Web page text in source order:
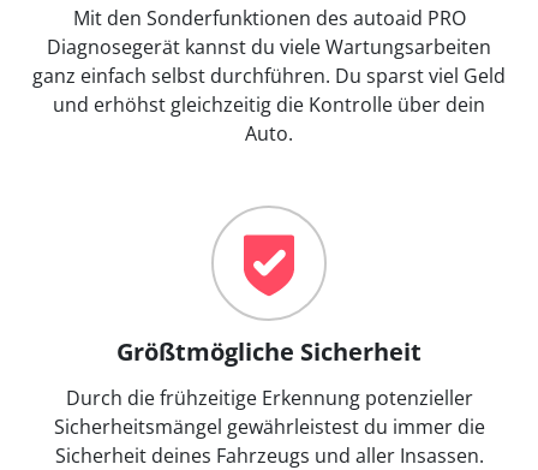
Mit den Sonderfunktionen des autoaid PRO
Diagnosegerät kannst du viele Wartungsarbeiten
ganz einfach selbst durchführen. Du sparst viel Geld
und erhöhst gleichzeitig die Kontrolle über dein
Auto.
Größtmögliche Sicherheit
Durch die frühzeitige Erkennung potenzieller
Sicherheitsmängel gewährleistest du immer die
Sicherheit deines Fahrzeugs und aller Insassen.